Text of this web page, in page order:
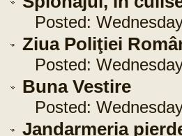
Posted: Wednesday
Ziua Poliţiei
Posted: Wednesday
Buna Vestire
Posted: Wednesday
Jandarmeria